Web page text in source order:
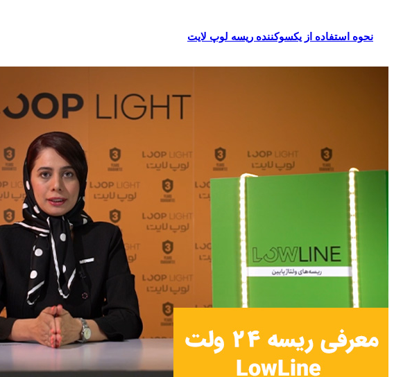
نحوه استفاده از یکسوکننده ریسه لوپ لایت